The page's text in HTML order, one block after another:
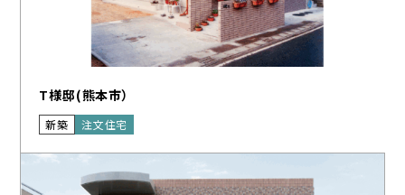
T様邸(熊本市）
新築 注文住宅